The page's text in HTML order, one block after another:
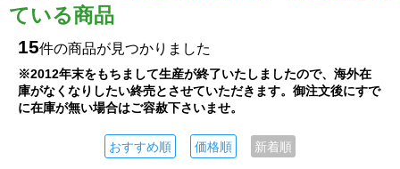
ている商品
15件の商品が見つかりました
※2012年末をもちまして生産が終了いたしましたので、海外在
庫がなくなりしたい終売とさせていただきます。御注文後にすで
に在庫が無い場合はご容赦下さいませ。
おすすめ順 価格順 新着順